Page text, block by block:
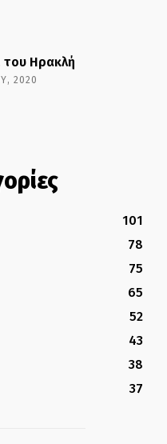
του Ηρακλή
2020
101
78
75
65
52
43
38
37